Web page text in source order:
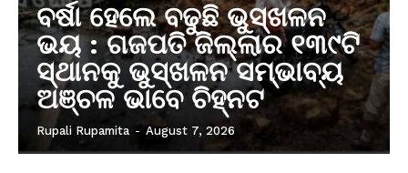
ବର୍ଷା ହେଲେ ବଢୁଛି ଭୁସ୍ଖଳନ
ଭୟ : ଗଜପତି ଜିଲ୍ଲାର ୧୩୯ଟି
ସ୍ଥାନକୁ ଭୁସ୍ଖଳନ ସମ୍ଭାବ୍ୟ
ଅଞ୍ଚଳ ଭାବେ ଚିହ୍ନଟ
Rupali Rupamita - August 7, 2026